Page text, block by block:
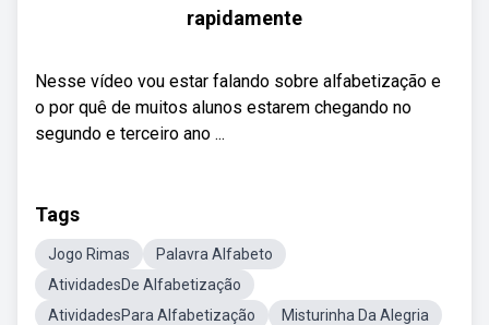
rapidamente
Nesse vídeo vou estar falando sobre alfabetização e
o por quê de muitos alunos estarem chegando no
segundo e terceiro ano ...
Tags
Jogo Rimas
Palavra Alfabeto
AtividadesDe Alfabetização
AtividadesPara Alfabetização
Misturinha Da Alegria